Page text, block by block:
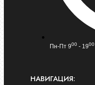
Пн-Пт 900 - 1900
НАВИГАЦИЯ: